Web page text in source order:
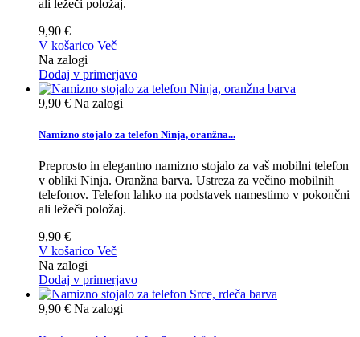
ali ležeči položaj.
9,90 €
V košarico Več
Na zalogi
Dodaj v primerjavo
9,90 € Na zalogi
Namizno stojalo za telefon Ninja, oranžna...
Preprosto in elegantno namizno stojalo za vaš mobilni telefon
v obliki Ninja. Oranžna barva. Ustreza za večino mobilnih
telefonov. Telefon lahko na podstavek namestimo v pokončni
ali ležeči položaj.
9,90 €
V košarico Več
Na zalogi
Dodaj v primerjavo
9,90 € Na zalogi